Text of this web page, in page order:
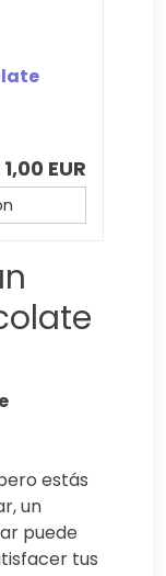
1,00 EUR
estás
un
puede
tus